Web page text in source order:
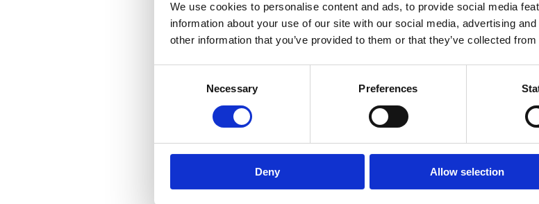
We use cookies to personalise content and ads, to provide social media
information about your use of our site with our social media, advertising
other information that you’ve provided to them or that they’ve collected
Necessary Preferences
Deny Allow selection
Ihre perfekte
Oase